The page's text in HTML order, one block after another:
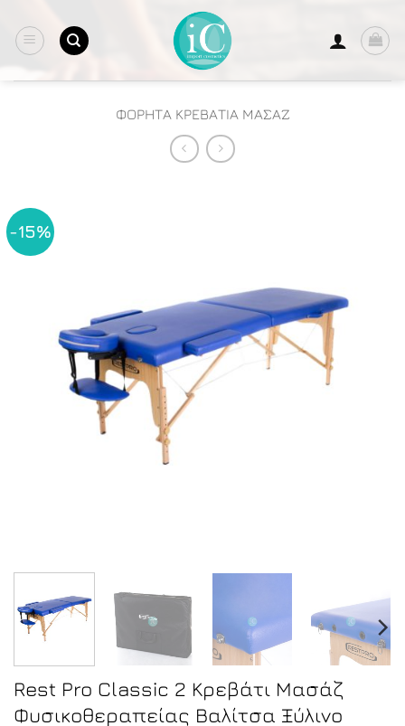
στο
περιεχόμενο
ΦΟΡΗΤΑ ΚΡΕΒΑΤΙΑ ΜΑΣΑΖ
-15%
Rest Pro Classic 2 Κρεβάτι Μασάζ
Φυσικοθεραπείας Βαλίτσα Ξύλινο